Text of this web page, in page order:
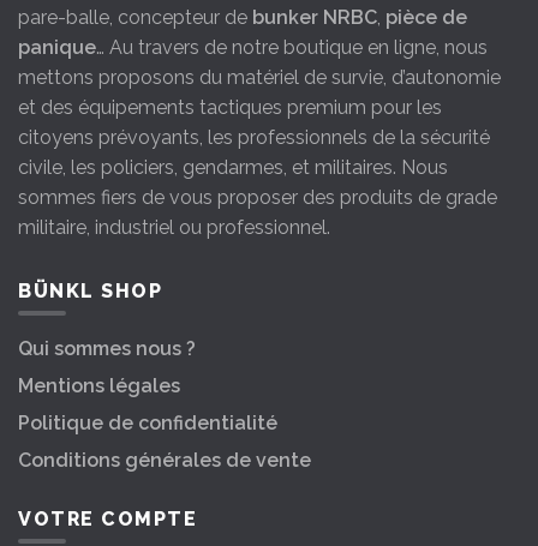
pare-balle, concepteur de bunker NRBC, pièce de
panique… Au travers de notre boutique en ligne, nous
mettons proposons du matériel de survie, d’autonomie
et des équipements tactiques premium pour les
citoyens prévoyants, les professionnels de la sécurité
civile, les policiers, gendarmes, et militaires. Nous
sommes fiers de vous proposer des produits de grade
militaire, industriel ou professionnel.
BÜNKL SHOP
Qui sommes nous ?
Mentions légales
Politique de confidentialité
Conditions générales de vente
VOTRE COMPTE